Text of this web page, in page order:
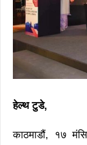
हेल्थ टुडे,
काठमाडौं, १७